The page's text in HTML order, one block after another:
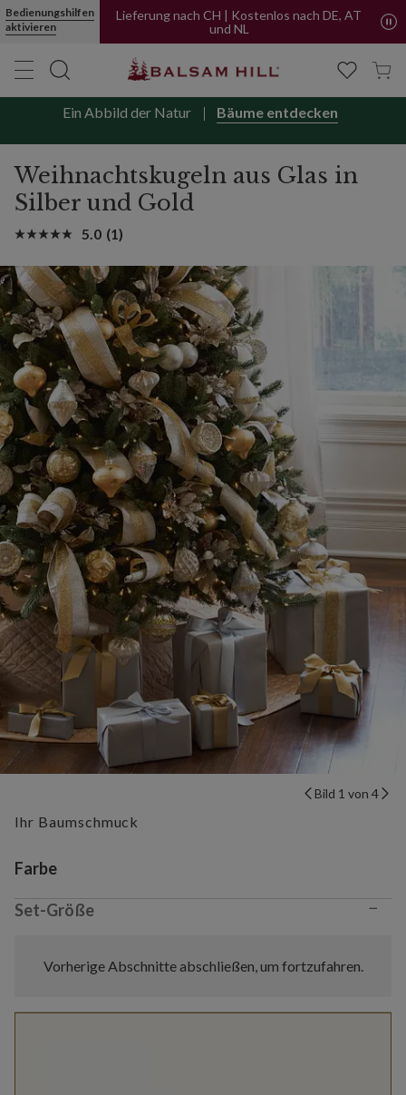
Bedienungshilfen
aktivieren
Lieferung nach CH | Kostenlos nach DE, AT
und NL
Ein Abbild der Natur Bäume entdecken
Weihnachtskugeln aus Glas in
Silber und Gold
5.0 (1)
Bild 1 von 4
Ihr Baumschmuck
Variant selection
Farbe
Set-Größe −
Vorherige Abschnitte abschließen, um fortzufahren.